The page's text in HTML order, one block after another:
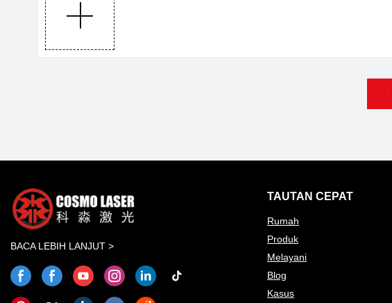
BACA LEBIH LANJUT >
TAUTAN CEPAT
Rumah
Produk
Melayani
Blog
Kasus